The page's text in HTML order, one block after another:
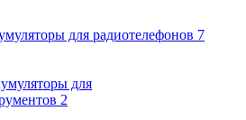
для радиотелефонов 7
для
2